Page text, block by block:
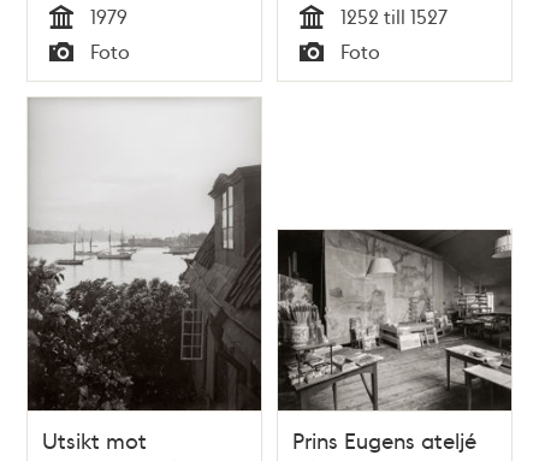
Tid
1979
Typ
Foto Tid
1252 till 1527
Typ
Foto
Utsikt mot
Prins Eugens ateljé